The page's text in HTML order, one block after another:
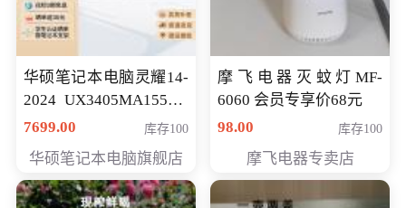
华硕笔记本电脑灵耀14-
2024 UX3405MA155夜
空蓝 oled 智慧轻薄本 会
7699.00 库存100
华硕笔记本电脑旗舰店
摩飞电器灭蚊灯MF-
6060 会员专享价68元
98.00
库存100
摩飞电器专卖店